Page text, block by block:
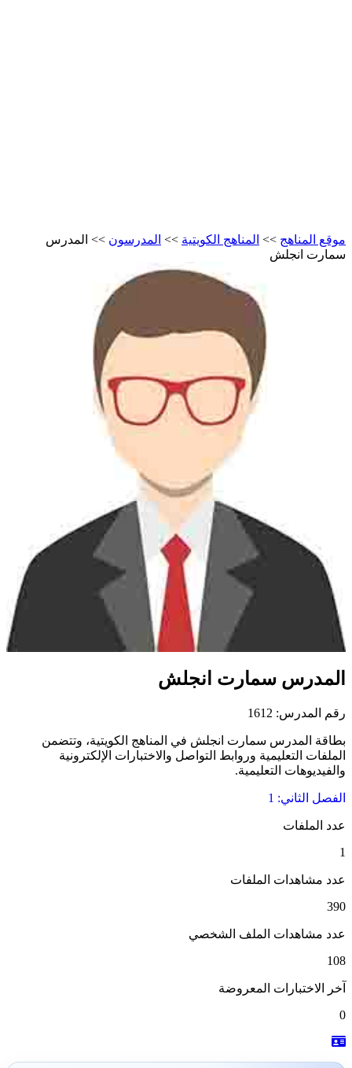
موقع المناهج >> المناهج الكويتية >> المدرسون >>
المدرس
سمارت انجلش
المدرس سمارت انجلش
رقم المدرس: 1612
بطاقة المدرس سمارت انجلش في المناهج الكويتية، وتتضمن
الملفات التعليمية وروابط التواصل والاختبارات الإلكترونية
والفيديوهات التعليمية.
الفصل الثاني: 1
عدد الملفات
1
عدد مشاهدات الملفات
390
عدد مشاهدات الملف الشخصي
108
آخر الاختبارات المعروضة
0